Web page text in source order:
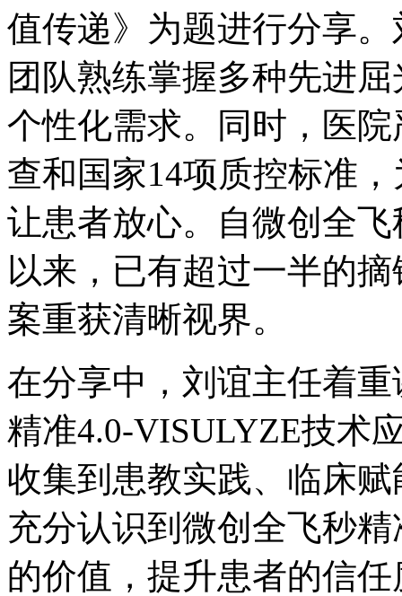
值传递》为题进行分享
团队熟练掌握多种先进
个性化需求。同时，医
查和国家14项质控标准
让患者放心。自微创全
以来，已有超过一半的
案重获清晰视界。
在分享中，刘谊主任着
精准4.0-VISULYZE技术
收集到患教实践、临床
充分认识到微创全飞秒
的价值，提升患者的信